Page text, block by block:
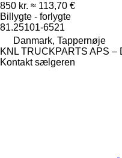
850 kr. ≈ 113,70 €
Billygte - forlygte
81.25101-6521
Danmark, Tappernøje
KNL TRUCKPARTS APS –
Kontakt sælgeren